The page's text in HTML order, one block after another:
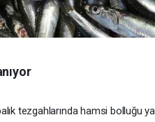
tezgahlarında hamsi bolluğu